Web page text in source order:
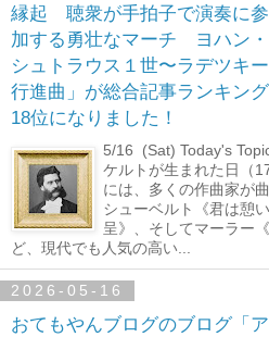
縁起 聴衆が手拍子で演奏に参
加する勇壮なマーチ ヨハン・
シュトラウス１世〜ラデツキー
行進曲」が総合記事ランキング
18位になりました！
5/16 (Sat) Today's
ケルトが生まれた日（
には、多くの作曲家が
シューベルト《君は憩
呈》、そしてマーラー
ど、現代でも人気の高い...
2026-05-16
おてもやんブログのブログ「ア